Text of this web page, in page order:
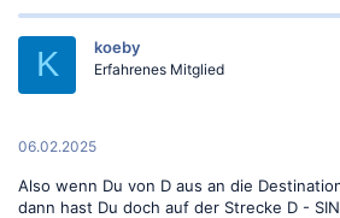
k
:
K koeby
Erfahrenes Mitglied
06.02.2025
Also wenn Du von D aus an die
dann hast Du doch auf der Strecke D -